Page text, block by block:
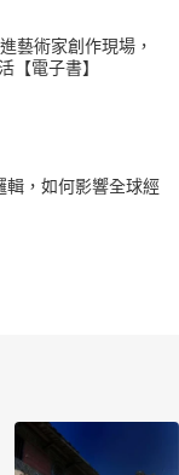
藝術家創作現場，
【電子書】
輯，如何影響全球經